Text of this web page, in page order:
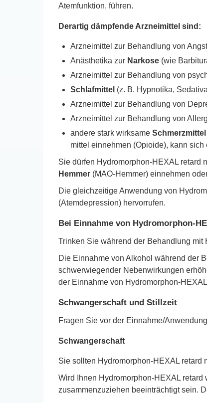
Atemfunktion, führen.
Derartig dämpfende Arzneimittel sind:
Arzneimittel zur Behandlung von
Anästhetika zur Narkose (wie
Arzneimittel zur Behandlung von
Schlafmittel (z. B. Hypnotika,
Arzneimittel zur Behandlung von
Arzneimittel zur Behandlung von
andere stark wirksame Schmerzmittel
mittel einnehmen (Opioide), kann
Sie dürfen Hydromorphon-HEXAL retard
Hemmer (MAO-Hemmer) einnehmen
Die gleichzeitige Anwendung von
(Atemdepression) hervorrufen.
Bei Einnahme von Hydromorphon-
Trinken Sie während der Behandlung mit
Die Einnahme von Alkohol während der
schwerwiegender Nebenwirkungen
der Einnahme von Hydromorphon-
Schwangerschaft und Stillzeit
Fragen Sie vor der Einnahme/
Schwangerschaft
Sie sollten Hydromorphon-HEXAL retard
Wird Ihnen Hydromorphon-HEXAL
zusammenzuziehen beeinträchtigt sein.